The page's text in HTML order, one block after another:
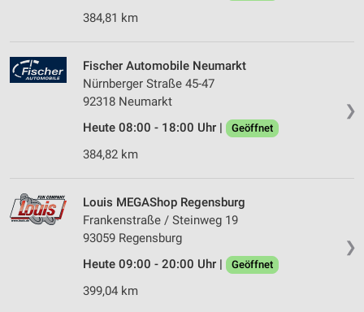
384,81 km
❯
Fischer Automobile Neumarkt
Nürnberger Straße 45-47
92318 Neumarkt
Heute 08:00 - 18:00 Uhr |
Geöffnet
384,82 km
❯
Louis MEGAShop Regensburg
Frankenstraße / Steinweg 19
93059 Regensburg
Heute 09:00 - 20:00 Uhr |
Geöffnet
399,04 km